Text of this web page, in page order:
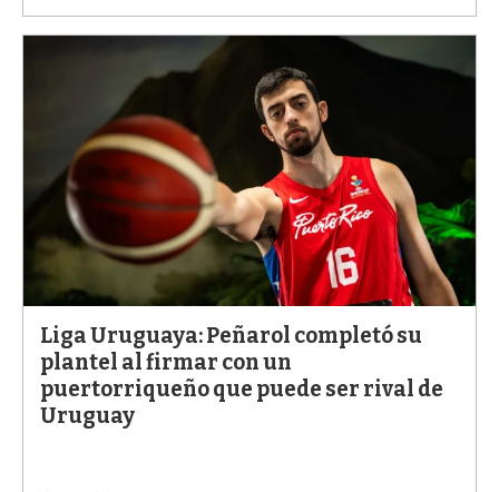
Liga Uruguaya: Peñarol completó su
plantel al firmar con un
puertorriqueño que puede ser rival de
Uruguay